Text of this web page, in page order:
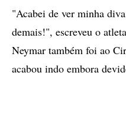
"Acabei de ver minha
demais!", escreveu o
Neymar também foi ao
acabou indo embora